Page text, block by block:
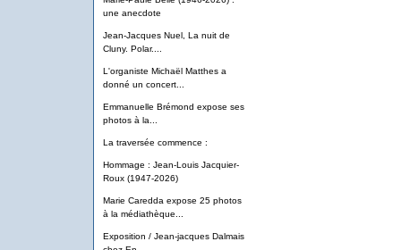
une anecdote
Jean-Jacques Nuel, La nuit de
Cluny. Polar....
L'organiste Michaël Matthes a
donné un concert...
Emmanuelle Brémond expose ses
photos à la...
La traversée commence :
Hommage : Jean-Louis Jacquier-
Roux (1947-2026)
Marie Caredda expose 25 photos
à la médiathèque...
Exposition / Jean-jacques Dalmais